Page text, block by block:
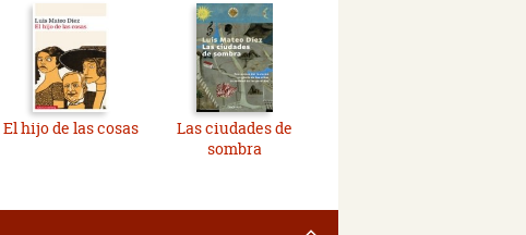
El hijo de las cosas
Las ciudades de
sombra